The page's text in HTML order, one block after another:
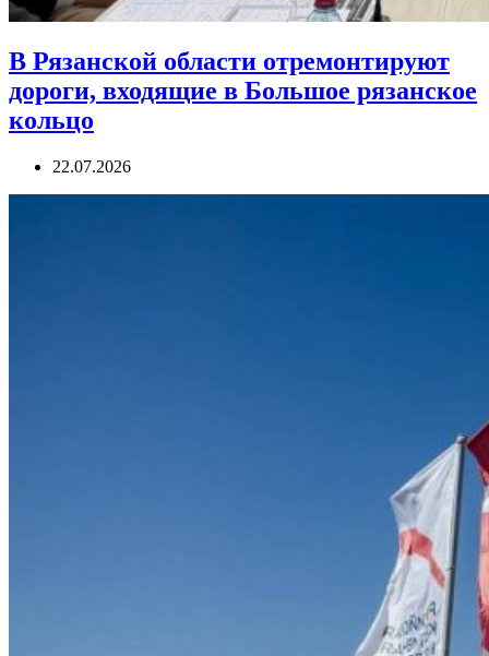
В Рязанской области отремонтируют
дороги, входящие в Большое рязанское
кольцо
22.07.2026